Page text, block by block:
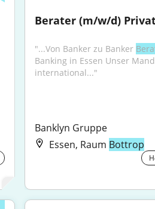
Berater (m/w/d)
"...Von Banker zu Banker
Banking in Essen Unser
international..."
Banklyn Gruppe
Essen, Raum Bottrop